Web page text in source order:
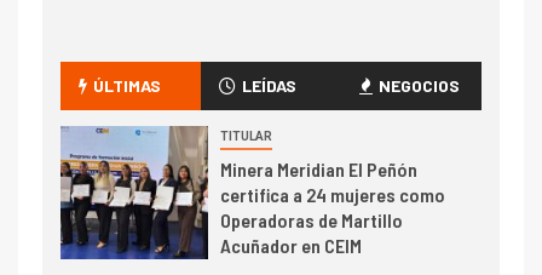
mineras
6
BHP proyecta producción de
cobre cercana a 2 millones de
toneladas tras récord en
Escondida
7
ÚLTIMAS LEÍDAS NEGOCIOS
TITULAR
Minera Meridian El Peñón
certifica a 24 mujeres como
Operadoras de Martillo
Acuñador en CEIM